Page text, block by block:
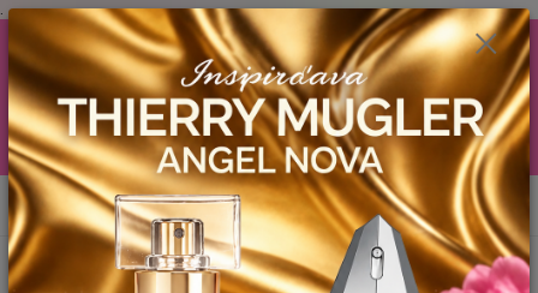
.
AKCIA (zobrazí sa v nákupnom košíku) ! ...... Ku každej objednávočke ❤️
od .. 35 .-eur CENA PRODUKTOV si môžte vybrať .. 15ml YODEYMA
tester ZDARMA ! ❤️ od 80.-eur .. 2 x 15ml, ❤️ od 150.-eur .. 3 x 15ml ❤️
od 200.-eur 4 x 15ml atd. YODEYMA tester ZDARMA .. (TIE VŠAK
TERBA VPÍSAŤ V SEKCII DODACE ÚDAJE) ! Akcia platí do vyčerpania
skladových zásob! ...... TEŠÍME SA NA VÁS a VIDÍME SA V MAILOCH a v
Košiciach :) aj OSOBNE. 👋🤚👋 .. 🌹🌹🌹
Menu
EUR
0944 619 068 0ks
za0 €